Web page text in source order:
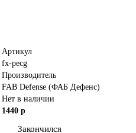
Артикул
fx-pecg
Производитель
FAB Defense (ФАБ Дефенс)
Нет в наличии
1440 р
Закончился